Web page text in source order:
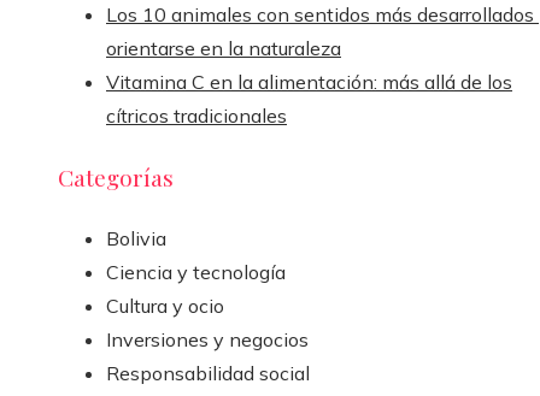
Los 10 animales con sentidos más desarrollados
orientarse en la naturaleza
Vitamina C en la alimentación: más allá de los
cítricos tradicionales
Categorías
Bolivia
Ciencia y tecnología
Cultura y ocio
Inversiones y negocios
Responsabilidad social